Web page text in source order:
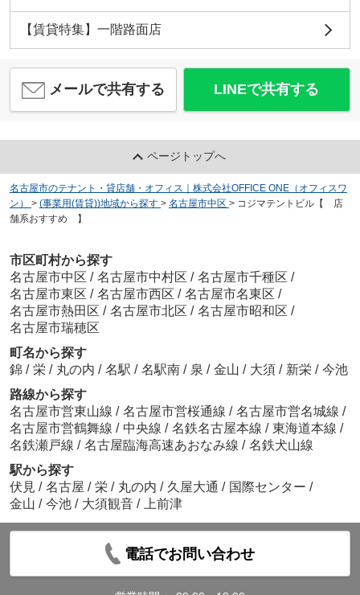
【賃貸特集】一階路面店
メールで共有する LINEで共有する
ページトップへ
名古屋市のテナント・貸店舗・オフィス｜株式会社OFFICE ONE（オフィスワ
ン）
> (事業用(賃貸))地域から探す > 名古屋市中区 > コジマテントビル【 店
舗系おすすめ 】
市区町村から探す
名古屋市中区 / 名古屋市中村区 / 名古屋市千種区 /
名古屋市東区 / 名古屋市西区 / 名古屋市名東区 /
名古屋市熱田区 / 名古屋市北区 / 名古屋市昭和区 /
名古屋市瑞穂区
町名から探す
錦 / 栄 / 丸の内 / 名駅 / 名駅南 / 泉 / 金山 / 大須 / 新栄 / 今池
路線から探す
名古屋市営東山線 / 名古屋市営桜通線 / 名古屋市営名城線 /
名古屋市営鶴舞線 / 中央線 / 名鉄名古屋本線 / 東海道本線 /
名鉄瀬戸線 / 名古屋臨海高速あおなみ線 / 名鉄犬山線
駅から探す
伏見 / 名古屋 / 栄 / 丸の内 / 久屋大通 / 国際センター /
金山 / 今池 / 大須観音 / 上前津
電話でお問い合わせ